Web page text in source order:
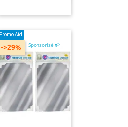
Promo Aid
Sponsorisé
->29%